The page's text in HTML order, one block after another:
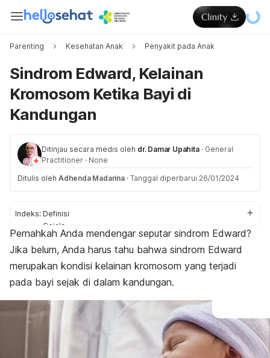
Parenting Kesehatan Anak Penyakit pada Anak
Sindrom Edward, Kelainan
Kromosom Ketika Bayi di
Kandungan
Ditinjau secara medis oleh dr. Damar Upahita · General
Practitioner · None
Ditulis oleh Adhenda Madarina · Tanggal diperbarui 26/01/2024
Indeks: Definisi
Gejala
Penyebab
Faktor risiko
Diagnosis
Pernahkah Anda mendengar seputar sindrom Edward?
Jika belum, Anda harus tahu bahwa sindrom Edward
merupakan kondisi kelainan kromosom yang terjadi
pada bayi sejak di dalam kandungan.